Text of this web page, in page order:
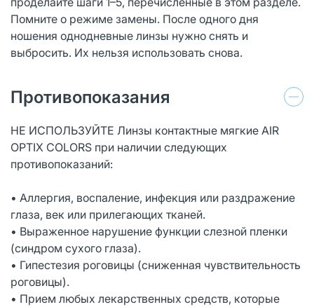
Помните о режиме замены. После одного дня
ношения однодневные линзы нужно снять и
выбросить. Их нельзя использовать снова.
Противопоказания
НЕ ИСПОЛЬЗУЙТЕ Линзы контактные мягкие AIR
OPTIX COLORS при наличии следующих
противопоказаний:
• Аллергия, воспаление, инфекция или раздражение
глаза, век или прилегающих тканей.
• Выраженное нарушение функции слезной пленки
(синдром сухого глаза).
• Гипестезия роговицы (сниженная чувствительность
роговицы).
• Прием любых лекарственных средств, которые